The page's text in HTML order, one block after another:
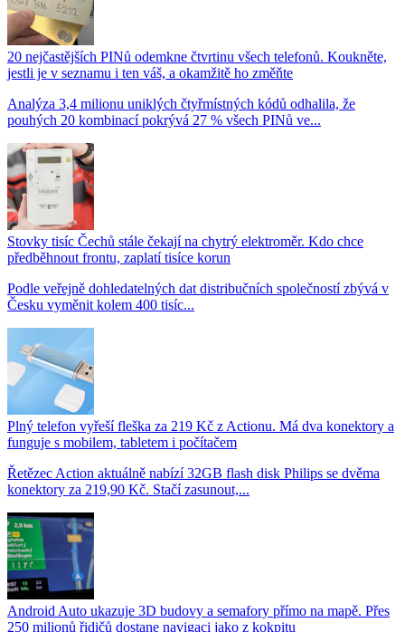
20 nejčastějších PINů odemkne čtvrtinu všech telefonů. Koukněte,
jestli je v seznamu i ten váš, a okamžitě ho změňte
Analýza 3,4 milionu uniklých čtyřmístných kódů odhalila, že
pouhých 20 kombinací pokrývá 27 % všech PINů ve...
Stovky tisíc Čechů stále čekají na chytrý elektroměr. Kdo chce
předběhnout frontu, zaplatí tisíce korun
Podle veřejně dohledatelných dat distribučních společností zbývá v
Česku vyměnit kolem 400 tisíc...
Plný telefon vyřeší fleška za 219 Kč z Actionu. Má dva konektory a
funguje s mobilem, tabletem i počítačem
Řetězec Action aktuálně nabízí 32GB flash disk Philips se dvěma
konektory za 219,90 Kč. Stačí zasunout,...
Android Auto ukazuje 3D budovy a semafory přímo na mapě. Přes
250 milionů řidičů dostane navigaci jako z kokpitu